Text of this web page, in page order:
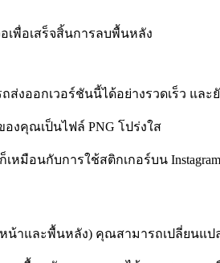
พื่อเสร็จสิ้นการลบพื้นหลัง
ออกเวอร์ชันนี้ได้อย่างรวดเร็ว แล
คุณเป็นไฟล์ PNG โปร่งใส
นกับการใช้สติกเกอร์บน
าและพื้นหลัง) คุณสามารถเปลี่ยนแปล